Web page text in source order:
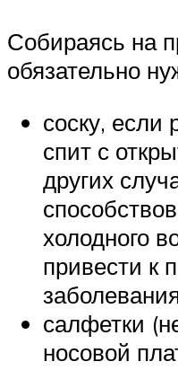
Собираясь на
обязательно
соску, если
спит с
других
холодного
привести к
салфетки
носовой